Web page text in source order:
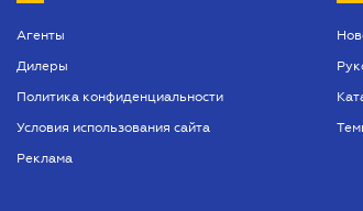
БУХГАЛТЕР ПРОФ
ЮРИСТ ПРОФ
Агенты
Дилеры
Политика конфиденциальности
Условия использования сайта
Реклама